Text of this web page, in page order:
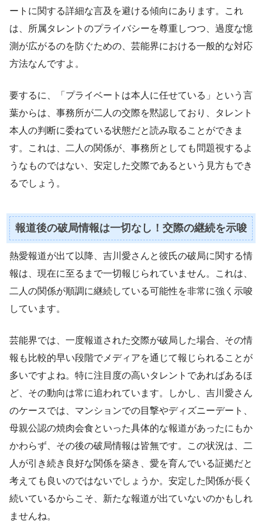
ートに関する詳細な言及を避ける傾向にあります。これ
は、所属タレントのプライバシーを尊重しつつ、過度な憶
測が広がるのを防ぐための、芸能界における一般的な対応
方法なんですよ。
要するに、「プライベートは本人に任せている」という言
葉からは、事務所が二人の交際を黙認しており、タレント
本人の判断に委ねている状態だと読み取ることができま
す。これは、二人の関係が、事務所としても問題視するよ
うなものではない、安定した交際であるという見方もでき
るでしょう。
報道後の破局情報は一切なし！交際の継続を示唆
熱愛報道が出て以降、吉川愛さんと彼氏の破局に関する情
報は、現在に至るまで一切報じられていません。これは、
二人の関係が順調に継続している可能性を非常に強く示唆
しています。
芸能界では、一度報道された交際が破局した場合、その情
報も比較的早い段階でメディアを通じて報じられることが
多いですよね。特に注目度の高いタレントであればあるほ
ど、その動向は常に追われています。しかし、吉川愛さん
のケースでは、マンションでの目撃やディズニーデート、
母親公認の焼肉会食といった具体的な報道があったにもか
かわらず、その後の破局情報は皆無です。この状況は、二
人が引き続き良好な関係を築き、愛を育んでいる証拠だと
考えても良いのではないでしょうか。安定した関係が長く
続いているからこそ、新たな報道が出ていないのかもしれ
ませんね。